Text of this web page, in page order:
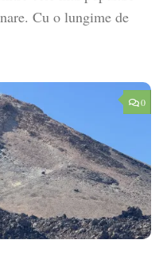
Cu o lungime de
0